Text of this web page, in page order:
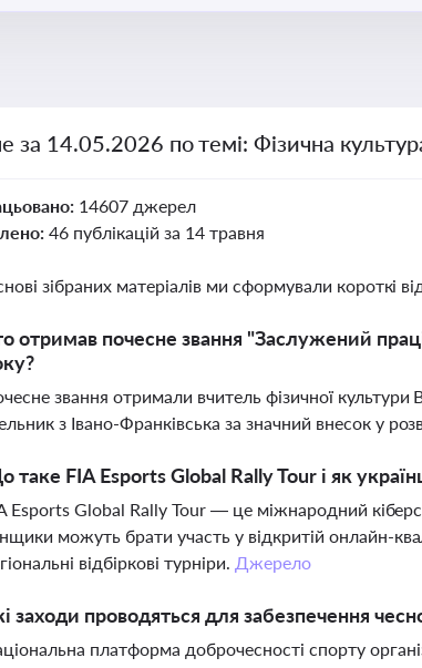
за 14.05.2026 по темі: Фізична
14607 джерел
46 публікацій за 14 травня
зібраних матеріалів ми сформували короткі
отримав почесне звання "Заслужений
звання отримали вчитель фізичної
з Івано-Франківська за значний внесок у
таке FIA Esports Global Rally Tour і як
Esports Global Rally Tour — це міжнародний
можуть брати участь у відкритій онлайн-
відбіркові турніри. Джерело
заходи проводяться для забезпечення
платформа доброчесності спорту